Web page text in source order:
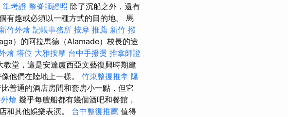
準考證 整脊師證照 除了沉船之外，還有
有趣或必須以一種方式的目的地。 馬
新竹外燴 記帳事務所 按摩 推薦 新竹 撥
）的阿拉馬德（Alamade）校長的途
燴 塔位 大雅按摩 台中手撥燙 推拿師證
教堂，這是安達盧西亞文藝復興時期建
他們在陸地上一樣。 竹東整復推拿 隆
普通的酒店房間和套房小一點，但它
燴 幾乎每艘船都有幾個酒吧和餐館，
和其他娛樂表演。 台中整復推薦 值得